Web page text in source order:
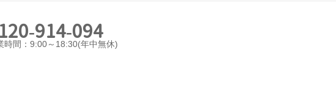
914-094
時間：9:00～18:30(年中無休)